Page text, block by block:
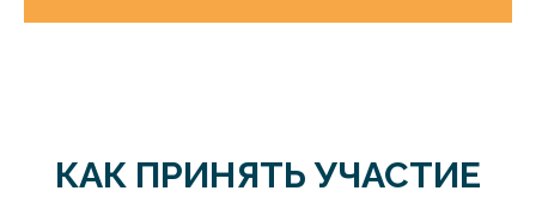
КАК ПРИНЯТЬ УЧАСТИЕ